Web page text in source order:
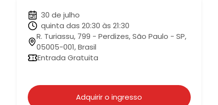
30 de julho
quinta das 20:30 às 21:30
R. Turiassu, 799 - Perdizes, São Paulo - SP,
05005-001, Brasil
Entrada Gratuita
Adquirir o ingresso